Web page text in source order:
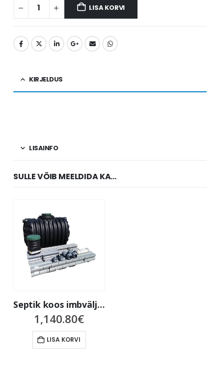
LISA KORVI
KIRJELDUS
LISAINFO
SULLE VÕIB MEELDIDA KA…
Septik koos imbväljaku komplekti ja 50cm kõrgendustega – kuni 6-le inimesele, mahutavusega 2650 l
1,140.80€
LISA KORVI